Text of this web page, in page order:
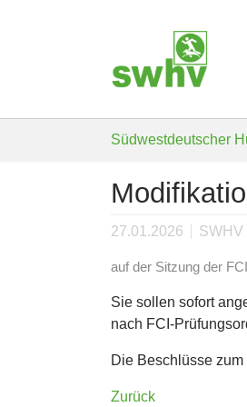
Südwestdeutscher
27.01.2026 SWHV
auf der Sitzung der
Sie sollen sofort
nach FCI-
Die Beschlüsse zum
Zurück